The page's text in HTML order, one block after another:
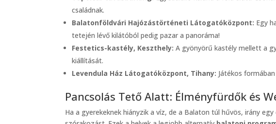
családnak.
Balatonföldvári Hajózástörténeti Látogatóközpont: Egy
tetején lévő kilátóból pedig pazar a panoráma!
Festetics-kastély, Keszthely: A gyönyörű kastély mellett a
kiállítását.
Levendula Ház Látogatóközpont, Tihany: Játékos
Pancsolás Tető Alatt: Élményfürdők és
Ha a gyerekeknek hiányzik a víz, de a Balaton túl hűvös, irány